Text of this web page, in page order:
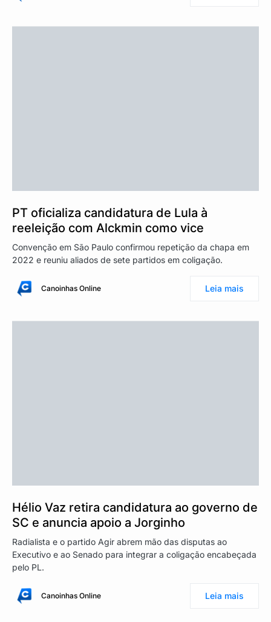
PT oficializa candidatura de Lula à
reeleição com Alckmin como vice
Convenção em São Paulo confirmou repetição da chapa em
2022 e reuniu aliados de sete partidos em coligação.
Canoinhas Online Leia mais
Hélio Vaz retira candidatura ao governo de
SC e anuncia apoio a Jorginho
Radialista e o partido Agir abrem mão das disputas ao
Executivo e ao Senado para integrar a coligação encabeçada
pelo PL.
Canoinhas Online Leia mais